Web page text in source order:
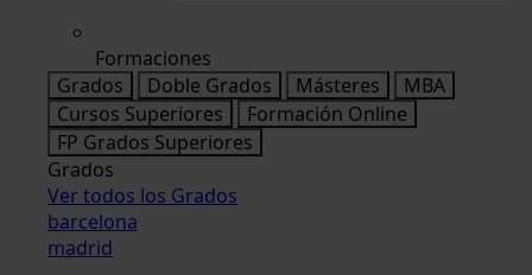
Formaciones
Grados
Doble Grados Másteres
MBA
Cursos Superiores
Formación Online
FP Grados Superiores
Grados
Ver todos los Grados
barcelona
madrid